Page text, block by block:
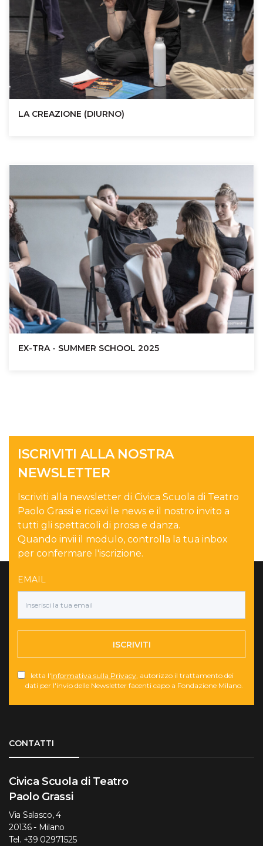
LA CREAZIONE (DIURNO)
EX-TRA - SUMMER SCHOOL 2025
ISCRIVITI ALLA NOSTRA
NEWSLETTER
Iscriviti alla newsletter di Civica Scuola di Teatro
Paolo Grassi e ricevi le news e il nostro invito a
tutti gli spettacoli di prosa e danza.
Quando invii il modulo, controlla la tua inbox
per confermare l'iscrizione.
EMAIL
ISCRIVITI
letta l'Informativa sulla Privacy , autorizzo il trattamento dei
dati per l'invio delle Newsletter facenti capo a Fondazione Milano.
CONTATTI
Civica Scuola di Teatro
Paolo Grassi
Via Salasco, 4
20136 - Milano
Tel. +39 02971525